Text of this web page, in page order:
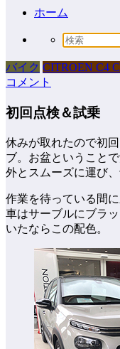
ホーム
バイク CITROEN C4
コメント
初回点検＆試乗
休みが取れたので初
ブ。お盆ということ
外とスムーズに運び
作業を待っている間
車はサーブルにブラ
いたならこの配色。